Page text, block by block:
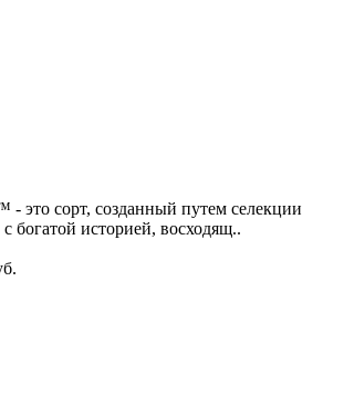
это сорт, созданный путем селекции
богатой историей, восходящ..